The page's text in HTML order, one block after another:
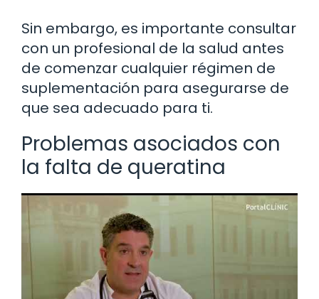
Sin embargo, es importante consultar
con un profesional de la salud antes
de comenzar cualquier régimen de
suplementación para asegurarse de
que sea adecuado para ti.
Problemas asociados con
la falta de queratina